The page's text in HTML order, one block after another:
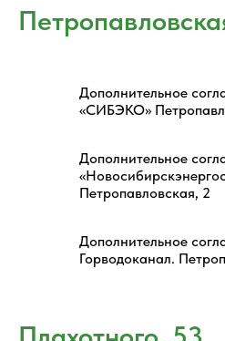
Дополнительное
«СИБЭКО»
Дополнительное
Петропавловская, 2
Дополнительное
Горводоканал.